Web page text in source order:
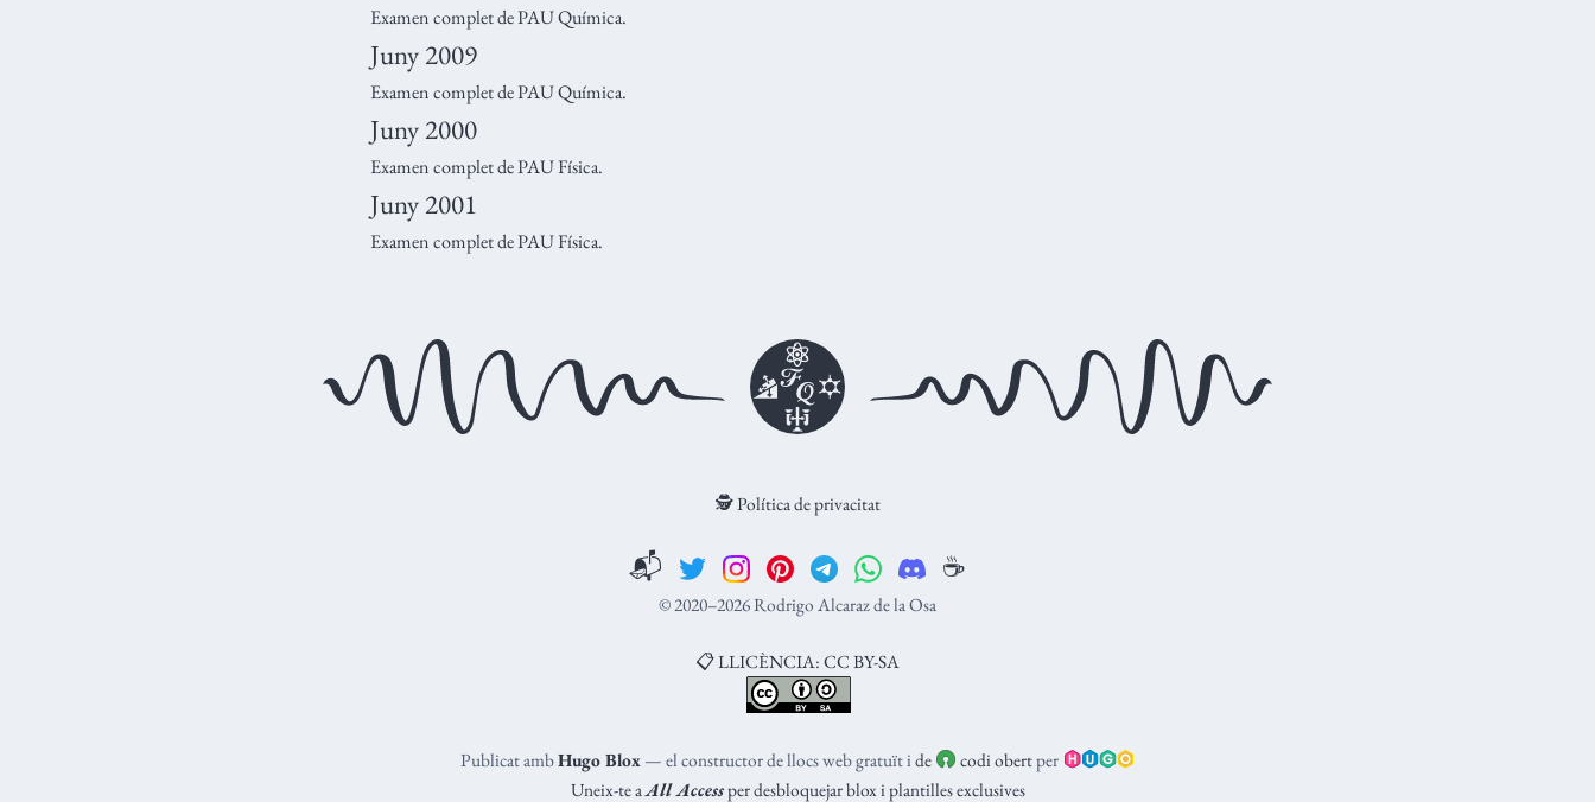
Examen complet de PAU Química.
Juny 2009
Examen complet de PAU Química.
Juny 2000
Examen complet de PAU Física.
Juny 2001
Examen complet de PAU Física.
🕵️ Política de privacitat
📬 ☕️
© 2020–2026 Rodrigo Alcaraz de la Osa
📋 LLICÈNCIA: CC BY-SA
Publicat ambHugo Blox— el constructor de llocs web gratuït ide codi obertper
Uneix-te aAll Accessper desbloquejar blox i plantilles exclusives